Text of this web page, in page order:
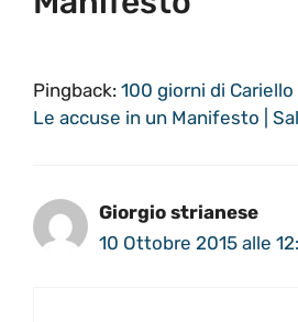
Pingback: 100 giorni di
Le accuse in un Manifesto |
Giorgio strianese
10 Ottobre 2015 alle